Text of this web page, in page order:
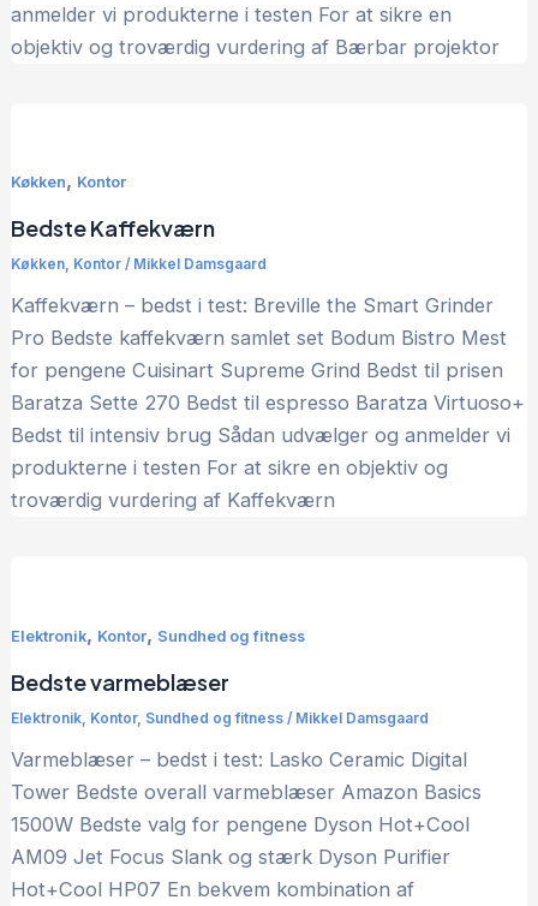
anmelder vi produkterne i testen For at sikre en
objektiv og troværdig vurdering af Bærbar projektor
Køkken, Kontor
Bedste Kaffekværn
Køkken, Kontor/ Mikkel Damsgaard
Kaffekværn – bedst i test: Breville the Smart Grinder
Pro Bedste kaffekværn samlet set Bodum Bistro Mest
for pengene Cuisinart Supreme Grind Bedst til prisen
Baratza Sette 270 Bedst til espresso Baratza Virtuoso+
Bedst til intensiv brug Sådan udvælger og anmelder vi
produkterne i testen For at sikre en objektiv og
troværdig vurdering af Kaffekværn
Elektronik, Kontor, Sundhed og fitness
Bedste varmeblæser
Elektronik, Kontor, Sundhed og fitness/ Mikkel Damsgaard
Varmeblæser – bedst i test: Lasko Ceramic Digital
Tower Bedste overall varmeblæser Amazon Basics
1500W Bedste valg for pengene Dyson Hot+Cool
AM09 Jet Focus Slank og stærk Dyson Purifier
Hot+Cool HP07 En bekvem kombination af